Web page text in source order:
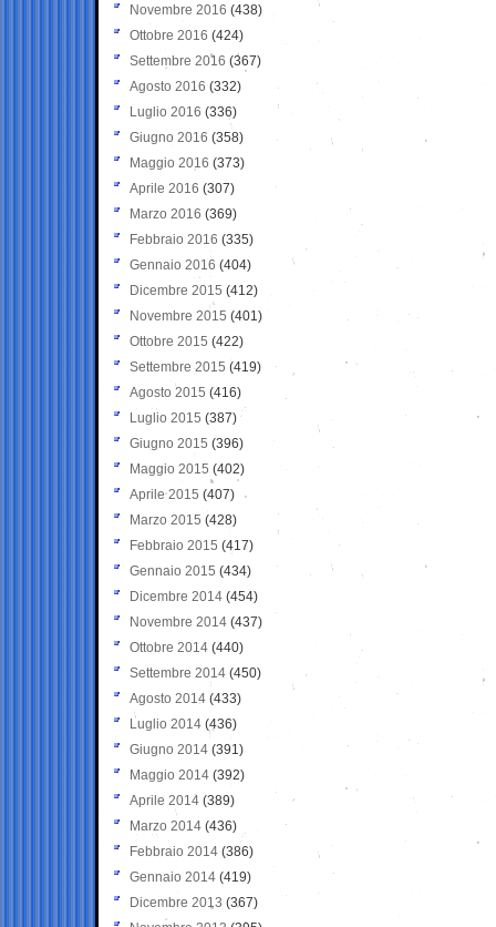
Novembre 2016 (438)
Ottobre 2016 (424)
Settembre 2016 (367)
Agosto 2016 (332)
Luglio 2016 (336)
Giugno 2016 (358)
Maggio 2016 (373)
Aprile 2016 (307)
Marzo 2016 (369)
Febbraio 2016 (335)
Gennaio 2016 (404)
Dicembre 2015 (412)
Novembre 2015 (401)
Ottobre 2015 (422)
Settembre 2015 (419)
Agosto 2015 (416)
Luglio 2015 (387)
Giugno 2015 (396)
Maggio 2015 (402)
Aprile 2015 (407)
Marzo 2015 (428)
Febbraio 2015 (417)
Gennaio 2015 (434)
Dicembre 2014 (454)
Novembre 2014 (437)
Ottobre 2014 (440)
Settembre 2014 (450)
Agosto 2014 (433)
Luglio 2014 (436)
Giugno 2014 (391)
Maggio 2014 (392)
Aprile 2014 (389)
Marzo 2014 (436)
Febbraio 2014 (386)
Gennaio 2014 (419)
Dicembre 2013 (367)